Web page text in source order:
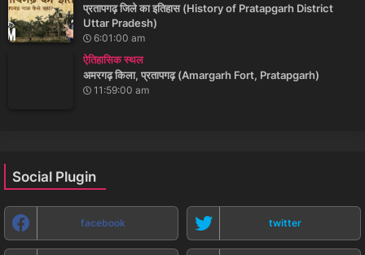
प्रतापगढ़ जिले का इतिहास (History of Pratapgarh District
Uttar Pradesh)
6:01:00 am
ऐतिहासिक स्थल
अमरगढ़ किला, प्रतापगढ़ (Amargarh Fort, Pratapgarh)
11:59:00 am
Social Plugin
facebook twitter